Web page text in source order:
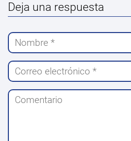
Deja una respuesta